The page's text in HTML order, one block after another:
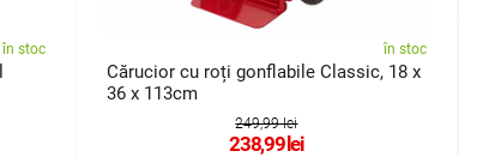
în stoc în stoc
Cărucior cu roți gonflabile Classic, 18 x
36 x 113cm
249,99 lei
238,99lei